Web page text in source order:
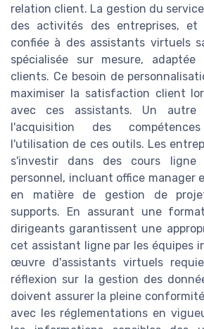
relation client. La gestion du
des activités des entreprises,
confiée à des assistants virtuels
spécialisée sur mesure,
clients. Ce besoin de
maximiser la satisfaction client
avec ces assistants. Un autre
l'acquisition des
l'utilisation de ces outils. Les
s'investir dans des cours
personnel, incluant office manager
en matière de gestion de
supports. En assurant une
dirigeants garantissent une
cet assistant ligne par les équipes
œuvre d'assistants virtuels
réflexion sur la gestion des
doivent assurer la pleine
avec les réglementations en